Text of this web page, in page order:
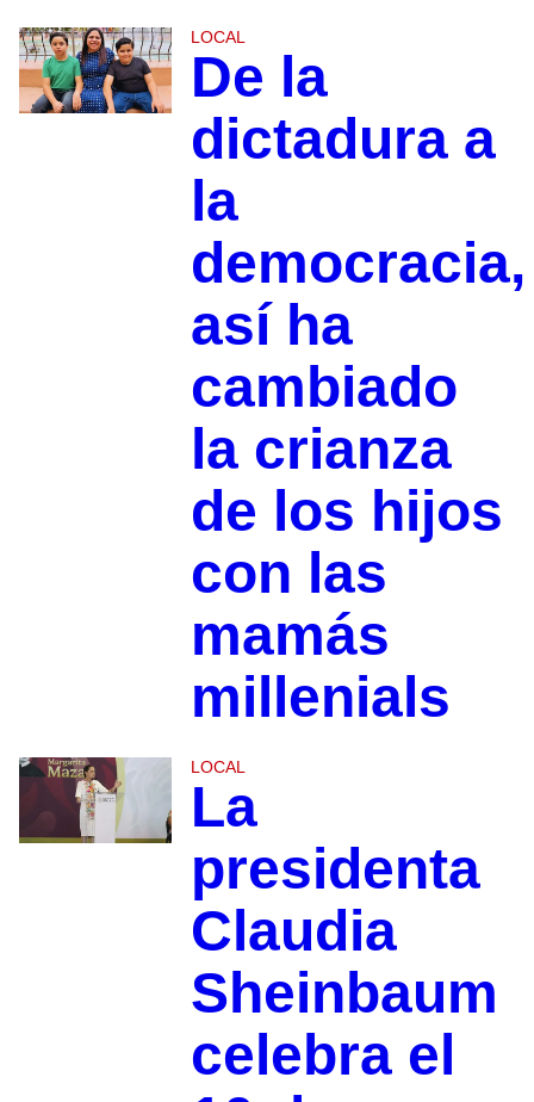
LOCAL
De la
dictadura a
la
democracia,
así ha
cambiado
la crianza
de los hijos
con las
mamás
millenials
LOCAL
La
presidenta
Claudia
Sheinbaum
celebra el